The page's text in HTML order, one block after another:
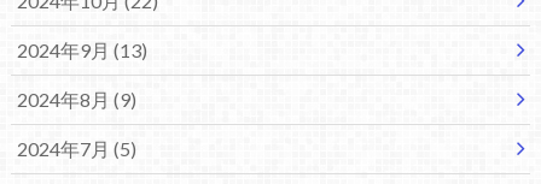
2024年9月 (13)
2024年8月 (9)
2024年7月 (5)